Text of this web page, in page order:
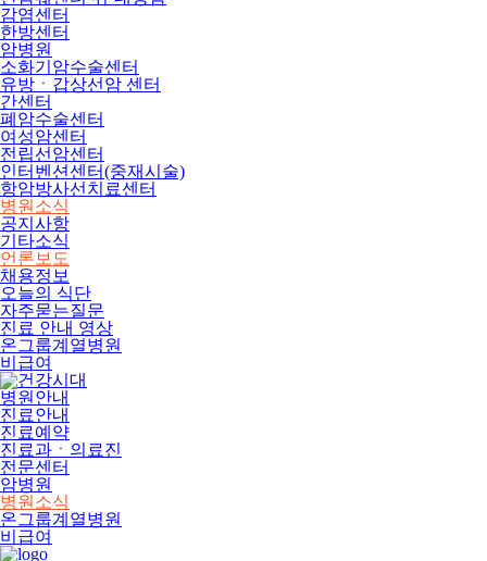
감염센터
한방센터
암병원
소화기암수술센터
유방ㆍ갑상선암 센터
간센터
폐암수술센터
여성암센터
전립선암센터
인터벤션센터(중재시술)
항암방사선치료센터
병원소식
공지사항
기타소식
언론보도
채용정보
오늘의 식단
자주묻는질문
진료 안내 영상
온그룹계열병원
비급여
병원안내
진료안내
진료예약
진료과ㆍ의료진
전문센터
암병원
병원소식
온그룹계열병원
비급여